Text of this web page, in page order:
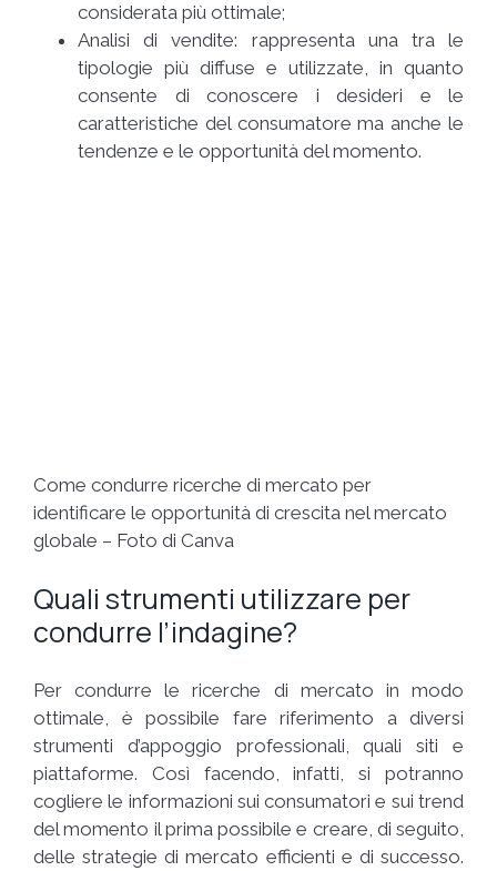
considerata più ottimale;
Analisi di vendite: rappresenta una tra le
tipologie più diffuse e utilizzate, in quanto
consente di conoscere i desideri e le
caratteristiche del consumatore ma anche le
tendenze e le opportunità del momento.
Come condurre ricerche di mercato per
identificare le opportunità di crescita nel mercato
globale – Foto di Canva
Quali strumenti utilizzare per
condurre l’indagine?
Per condurre le ricerche di mercato in modo
ottimale, è possibile fare riferimento a diversi
strumenti d’appoggio professionali, quali siti e
piattaforme. Così facendo, infatti, si potranno
cogliere le informazioni sui consumatori e sui trend
del momento il prima possibile e creare, di seguito,
delle strategie di mercato efficienti e di successo.